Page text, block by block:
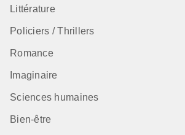
Littérature
Policiers / Thrillers
Romance
Imaginaire
Sciences humaines
Bien-être